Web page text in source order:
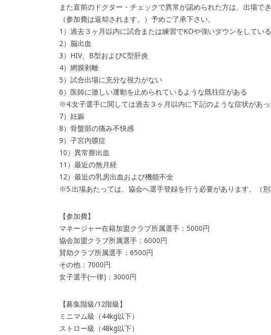
また直前のドクター・チェックで異常が認められた方は、出場で
（参加費は返却されます。）予めご了承下さい。
1）過去３ヶ月以内に試合または練習でKOや強いダウンをしてい
2）脳出血
3）HIV、B型およびC型肝炎
4）網膜剥離
5）試合出場に充分な視力がない
6）医師に激しい運動を止められているような既往症がある
※4.女子選手に関しては過去３ヶ月以内に下記のような症状があ
7）妊娠
8）骨盤部の痛み不快感
9）子宮内膜症
10）異常膣出血
11）最近の無月経
12）最近の乳房出血および機能不全
※5.出場あたっては、協会へ選手登録を行う必要があります。（
【参加費】
マネージャー在籍加盟クラブ所属選手：5000円
協会加盟クラブ所属選手：6000円
賛助クラブ所属選手：6500円
その他：7000円
女子選手(一律)：3000円
【募集階級/12階級】
ミニマム級（44kg以下）
ストロー級（48kg以下）